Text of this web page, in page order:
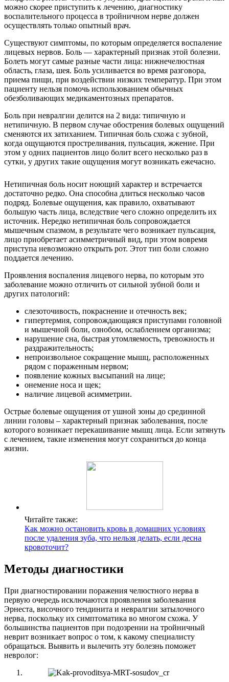
можно скорее приступить к лечению, диагностику
воспалительного процесса в тройничном нерве должен
осуществлять только опытный врач.
Существуют симптомы, по которым определяется воспаление
лицевых нервов. Боль — характерный признак этой болезни.
Болеть могут самые разные части лица: нижнечелюстная
область, глаза, шея. Боль усиливается во время разговора,
приема пищи, при воздействии низких температур. При этом
пациенту нельзя помочь использованием обычных
обезболивающих медикаментозных препаратов.
Боль при невралгии делится на 2 вида: типичную и
нетипичную. В первом случае обострения болевых ощущений
сменяются их затиханием. Типичная боль схожа с зубной,
когда ощущаются простреливания, пульсация, жжение. При
этом у одних пациентов лицо болит всего несколько раз в
сутки, у других такие ощущения могут возникать ежечасно.
Нетипичная боль носит ноющий характер и встречается
достаточно редко. Она способна длиться несколько часов
подряд. Болевые ощущения, как правило, охватывают
большую часть лица, вследствие чего сложно определить их
источник. Нередко нетипичная боль сопровождается
мышечным спазмом, в результате чего возникает пульсация,
лицо приобретает асимметричный вид, при этом вовремя
приступа невозможно открыть рот. Этот тип боли сложно
поддается лечению.
Проявления воспаления лицевого нерва, по которым это
заболевание можно отличить от сильной зубной боли и
других патологий:
слезоточивость, покраснение и отечность век;
гипертермия, сопровождающаяся приступами головной
и мышечной боли, ознобом, ослаблением организма;
нарушение сна, быстрая утомляемость, тревожность и
раздражительность;
непроизвольное сокращение мышц, расположенных
рядом с пораженным нервом;
появление кожных высыпаний на лице;
онемение носа и щек;
наличие лицевой асимметрии.
Острые болевые ощущения от ушной зоны до срединной
линии головы – характерный признак заболевания, после
которого возникает перекашивание мышц лица. Если затянуть
с лечением, такие изменения могут сохраниться до конца
жизни.
Читайте также:
Как можно остановить кровь в домашних условиях
после удаления зуба, что нельзя делать, если десна
кровоточит?
Методы диагностики
При диагностировании поражения челюстного нерва в
первую очередь исключаются проявления заболевания
Эрнеста, височного тендинита и невралгии затылочного
нерва, поскольку их симптоматика во многом схожа. У
большинства пациентов при подозрении на тройничный
неврит возникает вопрос о том, к какому специалисту
обращаться. Выявить и вылечить эту болезнь поможет
невролог: